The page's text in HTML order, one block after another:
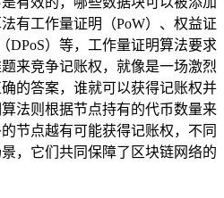
有工作量证明（PoW）、权益证
DPoS）等，工作量证明算法要求
来竞争记账权，就像是一场激烈
的答案，谁就可以获得记账权并
法则根据节点持有的代币数量来
节点越有可能获得记账权，不同
，它们共同保障了区块链网络的